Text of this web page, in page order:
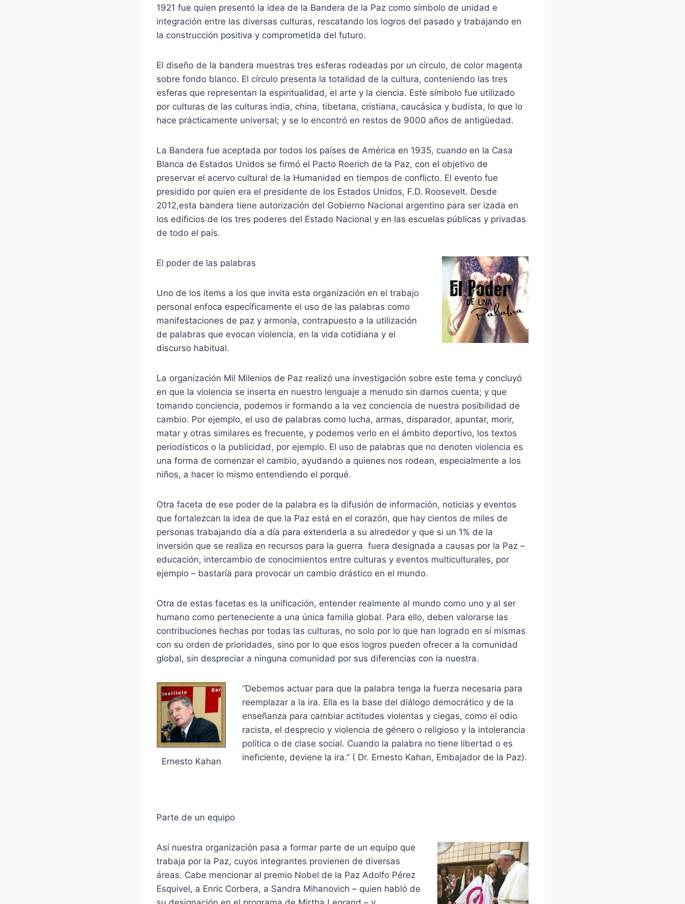
1921 fue quien presentó la idea de la Bandera de la Paz como símbolo de unidad e
integración entre las diversas culturas, rescatando los logros del pasado y trabajando en
la construcción positiva y comprometida del futuro.
El diseño de la bandera muestras tres esferas rodeadas por un círculo, de color magenta
sobre fondo blanco. El círculo presenta la totalidad de la cultura, conteniendo las tres
esferas que representan la espiritualidad, el arte y la ciencia. Este símbolo fue utilizado
por culturas de las culturas india, china, tibetana, cristiana, caucásica y budista, lo que lo
hace prácticamente universal; y se lo encontró en restos de 9000 años de antigüedad.
La Bandera fue aceptada por todos los países de América en 1935, cuando en la Casa
Blanca de Estados Unidos se firmó el Pacto Roerich de la Paz, con el objetivo de
preservar el acervo cultural de la Humanidad en tiempos de conflicto. El evento fue
presidido por quien era el presidente de los Estados Unidos, F.D. Roosevelt. Desde
2012,esta bandera tiene autorización del Gobierno Nacional argentino para ser izada en
los edificios de los tres poderes del Estado Nacional y en las escuelas públicas y privadas
de todo el país.
El poder de las palabras
Uno de los ítems a los que invita esta organización en el trabajo
personal enfoca específicamente el uso de las palabras como
manifestaciones de paz y armonía, contrapuesto a la utilización
de palabras que evocan violencia, en la vida cotidiana y el
discurso habitual.
La organización Mil Milenios de Paz realizó una investigación sobre este tema y concluyó
en que la violencia se inserta en nuestro lenguaje a menudo sin darnos cuenta; y que
tomando conciencia, podemos ir formando a la vez conciencia de nuestra posibilidad de
cambio. Por ejemplo, el uso de palabras como lucha, armas, disparador, apuntar, morir,
matar y otras similares es frecuente, y podemos verlo en el ámbito deportivo, los textos
periodísticos o la publicidad, por ejemplo. El uso de palabras que no denoten violencia es
una forma de comenzar el cambio, ayudando a quienes nos rodean, especialmente a los
niños, a hacer lo mismo entendiendo el porqué.
Otra faceta de ese poder de la palabra es la difusión de información, noticias y eventos
que fortalezcan la idea de que la Paz está en el corazón, que hay cientos de miles de
personas trabajando día a día para extenderla a su alrededor y que si un 1% de la
inversión que se realiza en recursos para la guerra fuera designada a causas por la Paz –
educación, intercambio de conocimientos entre culturas y eventos multiculturales, por
ejemplo – bastaría para provocar un cambio drástico en el mundo.
Otra de estas facetas es la unificación, entender realmente al mundo como uno y al ser
humano como perteneciente a una única familia global. Para ello, deben valorarse las
contribuciones hechas por todas las culturas, no solo por lo que han logrado en sí mismas
con su orden de prioridades, sino por lo que esos logros pueden ofrecer a la comunidad
global, sin despreciar a ninguna comunidad por sus diferencias con la nuestra.
Ernesto Kahan
“Debemos actuar para que la palabra tenga la fuerza necesaria para
reemplazar a la ira. Ella es la base del diálogo democrático y de la
enseñanza para cambiar actitudes violentas y ciegas, como el odio
racista, el desprecio y violencia de género o religioso y la intolerancia
política o de clase social. Cuando la palabra no tiene libertad o es
ineficiente, deviene la ira.” ( Dr. Ernesto Kahan, Embajador de la Paz).
Parte de un equipo
Así nuestra organización pasa a formar parte de un equipo que
trabaja por la Paz, cuyos integrantes provienen de diversas
áreas. Cabe mencionar al premio Nobel de la Paz Adolfo Pérez
Esquivel, a Enric Corbera, a Sandra Mihanovich – quien habló de